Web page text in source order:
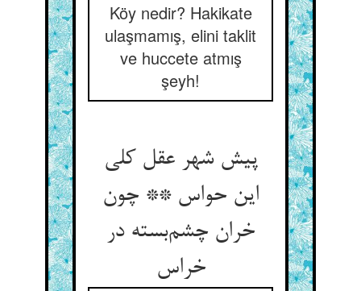
Köy nedir? Hakikate
ulaşmamış, elini taklit
ve huccete atmış
şeyh!
پیش شهر عقل کلی
این حواس ** چون
خران چشم‌بسته در
خراس